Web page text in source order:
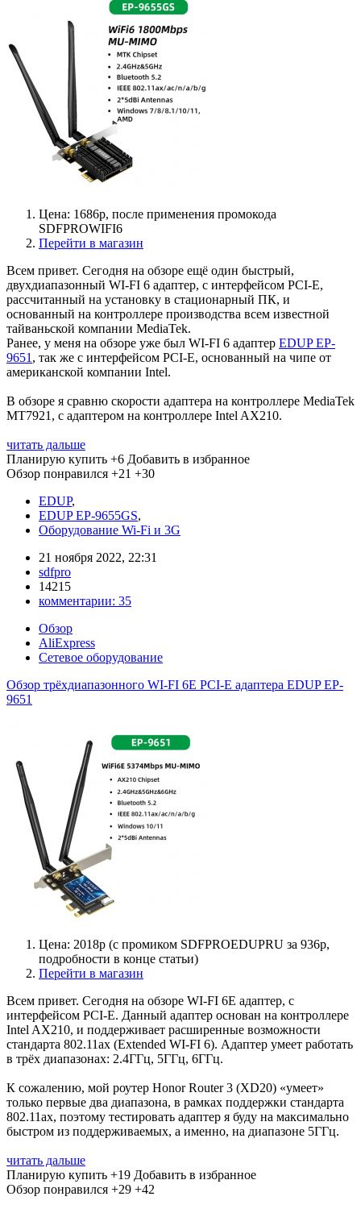
Цена: 1686р, после применения промокода
SDFPROWIFI6
Перейти в магазин
Всем привет. Сегодня на обзоре ещё один быстрый,
двухдиапазонный WI-FI 6 адаптер, с интерфейсом PCI-E,
рассчитанный на установку в стационарный ПК, и
основанный на контроллере производства всем известной
тайваньской компании MediaTek.
Ранее, у меня на обзоре уже был WI-FI 6 адаптер EDUP EP-
9651 , так же с интерфейсом PCI-E, основанный на чипе от
американской компании Intel.
В обзоре я сравню скорости адаптера на контроллере MediaTek
MT7921, с адаптером на контроллере Intel AX210.
читать дальше
Планирую купить +6 Добавить в избранное
Обзор понравился +21 +30
EDUP,
EDUP EP-9655GS,
Оборудование Wi-Fi и 3G
21 ноября 2022, 22:31
sdfpro
14215
комментарии: 35
Обзор
AliExpress
Сетевое оборудование
Обзор трёхдиапазонного WI-FI 6E PCI-E адаптера EDUP EP-
9651
Цена: 2018р (с промиком SDFPROEDUPRU за 936р,
подробности в конце статьи)
Перейти в магазин
Всем привет. Сегодня на обзоре WI-FI 6E адаптер, с
интерфейсом PCI-E. Данный адаптер основан на контроллере
Intel AX210, и поддерживает расширенные возможности
стандарта 802.11ax (Extended WI-FI 6). Адаптер умеет работать
в трёх диапазонах: 2.4ГГц, 5ГГц, 6ГГц.
К сожалению, мой роутер Honor Router 3 (XD20) «умеет»
только первые два диапазона, в рамках поддержки стандарта
802.11ax, поэтому тестировать адаптер я буду на максимально
быстром из поддерживаемых, а именно, на диапазоне 5ГГц.
читать дальше
Планирую купить +19 Добавить в избранное
Обзор понравился +29 +42